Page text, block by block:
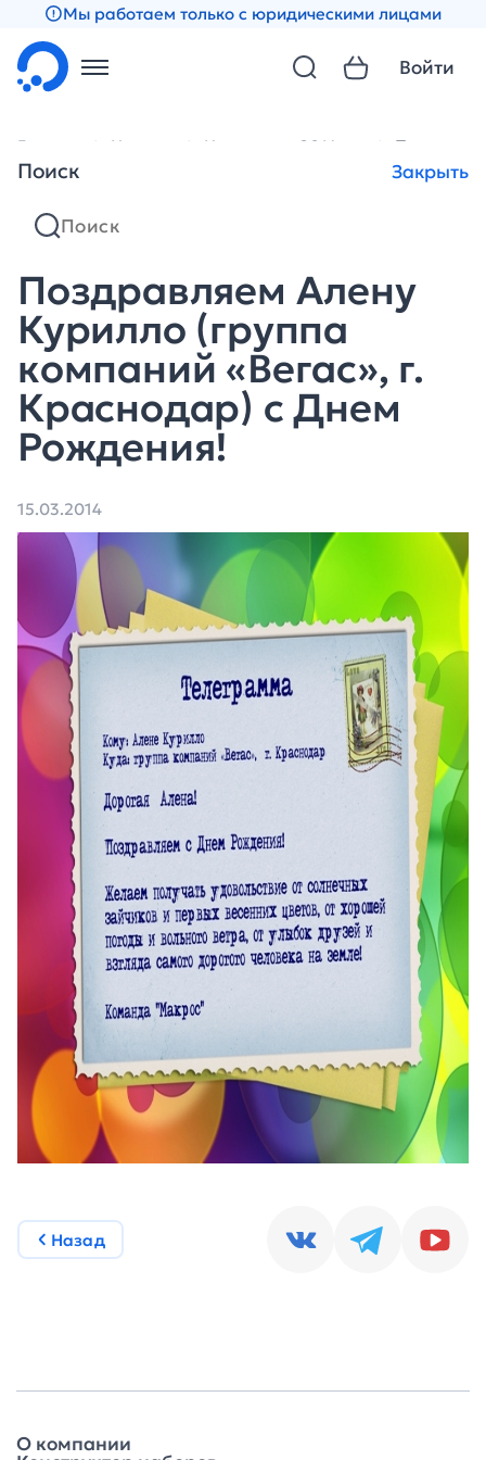
Мы работаем только с юридическими лицами
Поиск Закрыть
Войти
Главная Новости Новости за 2014 год
Поздравляем Алену
Курилло (группа
компаний «Вегас», г.
Краснодар) с Днем
Рождения!
15.03.2014
Назад
О компании